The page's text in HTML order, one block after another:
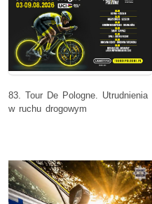
83. Tour De Pologne. Utrudnienia
w ruchu drogowym